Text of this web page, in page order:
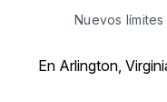
Nuevos
En Arlington,